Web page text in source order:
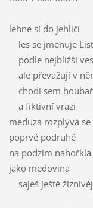
lehne si do jehličí
les se jmenuje
podle nejbližší
ale převažují v
chodí sem
a fiktivní vrazi
medúza rozplývá
poprvé podruhé
na podzim nahořklá
jako medovina
saješ ještě